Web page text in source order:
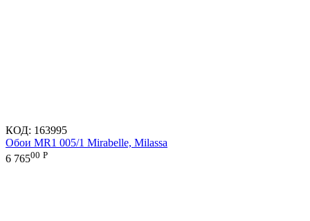
КОД: 163995
Обои MR1 005/1 Mirabelle, Milassa
6 76500 Р